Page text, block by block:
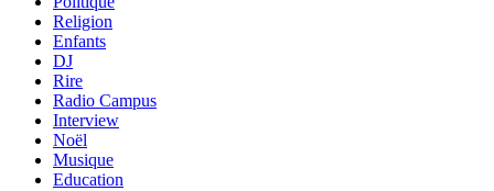
Religion
Enfants
DJ
Rire
Radio Campus
Interview
Noël
Musique
Education